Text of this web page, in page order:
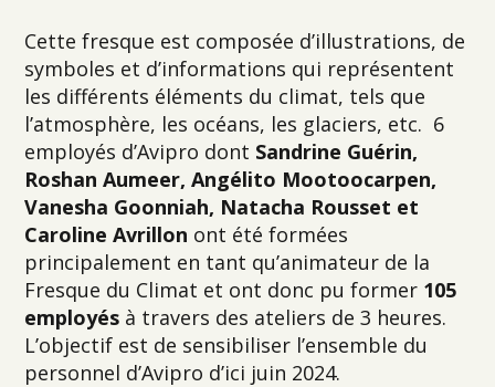
Cette fresque est composée d’illustrations, de
symboles et d’informations qui représentent
les différents éléments du climat, tels que
l’atmosphère, les océans, les glaciers, etc. 6
employés d’Avipro dont Sandrine Guérin,
Roshan Aumeer, Angélito Mootoocarpen,
Vanesha Goonniah, Natacha Rousset et
Caroline Avrillon ont été formées
principalement en tant qu’animateur de la
Fresque du Climat et ont donc pu former 105
employés à travers des ateliers de 3 heures.
L’objectif est de sensibiliser l’ensemble du
personnel d’Avipro d’ici juin 2024.